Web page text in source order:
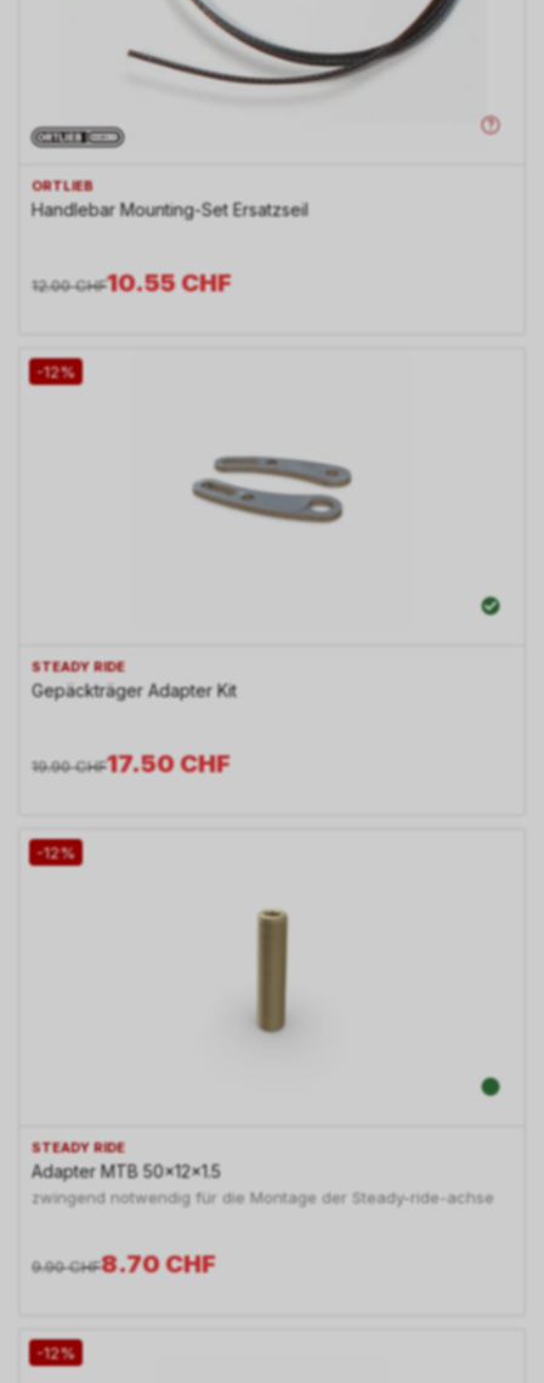
ORTLIEB
Handlebar Mounting-Set Ersatzseil
10.55CHF
12.00 CHF
-12%
STEADY RIDE
Gepäckträger Adapter Kit
17.50CHF
19.90 CHF
-12%
STEADY RIDE
Adapter MTB 50x12x1.5
zwingend notwendig für die Montage der Steady-ride-achse
8.70CHF
9.90 CHF
-12%